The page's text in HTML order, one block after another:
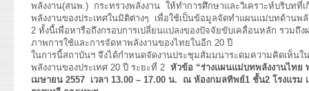
พลังงาน(สนพ.) กระทรวงพลังงาน ให้ทำการศึกษาและวิเคราะห์บริบทที่
พลังงานของประเทศในมิติต่างๆ เพื่อใช้เป็นข้อมูลจัดทำแผนแม่บทด้านพ
2 ทั้งนี้เพื่อหารือถึงกรอบการเปลี่ยนแปลงของปัจจัยขับเคลื่อนหลัก รวมถึ
ภาพการใช้และการจัดหาพลังงานของไทยในอีก 20 ปี
ในการนี้สถาบันฯ จึงได้กำหนดจัดงานประชุมสัมมนาระดมความคิดเห็น
พลังงานของประเทศ 20 ปี ระยะที่ 2 หัวข้อ “ร่างแผนแม่บทพลังงานไทย
เมษายน 2557 เวลา 13.00 – 17.00 น. ณ ห้องกมลทิพย์1 ชั้น2 โรงแรม